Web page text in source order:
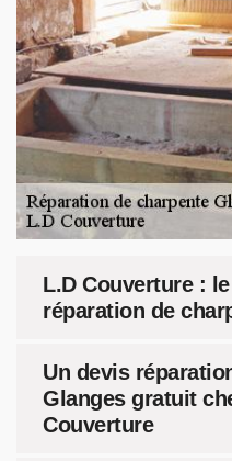
L.D Couverture :
réparation de
Un devis
Glanges gratuit
Couverture